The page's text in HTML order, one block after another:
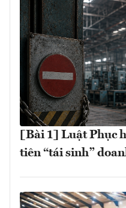
[Bài 1] Luật Phục
tiên “tái sinh”